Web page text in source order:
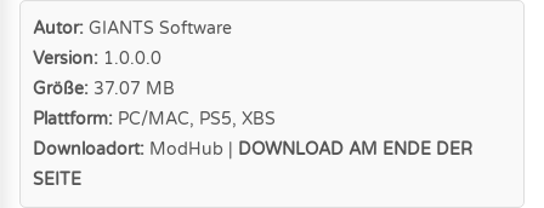
Autor: GIANTS Software
Version: 1.0.0.0
Größe: 37.07 MB
Plattform: PC/MAC, PS5, XBS
Downloadort: ModHub | DOWNLOAD AM ENDE DER
SEITE